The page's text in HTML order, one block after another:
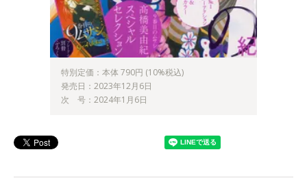
特別定価：本体 790円 (10%税込)
発売日：2023年12月6日
次 号：2024年1月6日